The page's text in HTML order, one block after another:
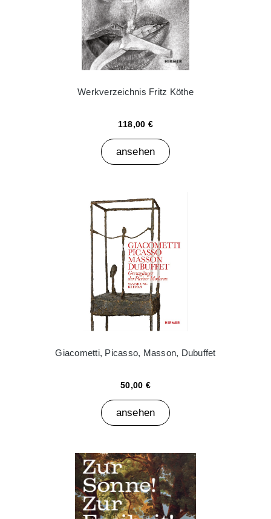
Werkverzeichnis Fritz Köthe
118,00 €
ansehen
Giacometti, Picasso, Masson, Dubuffet
50,00 €
ansehen